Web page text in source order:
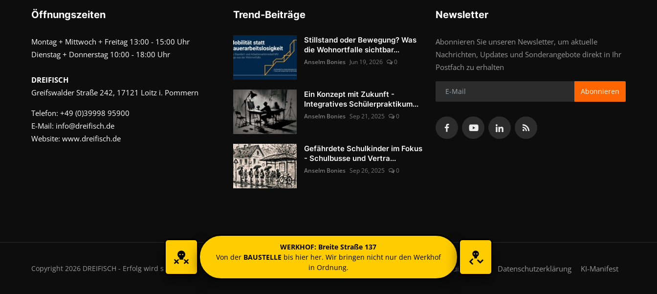
Öffnungszeiten
Montag + Mittwoch + Freitag 13:00 - 15:00 Uhr
Dienstag + Donnerstag 10:00 - 18:00 Uhr
DREIFISCH
Greifswalder Straße 242, 17121 Loitz i. Pommern
Telefon: +49 (0)39998 95900
E-Mail: info@dreifisch.de
Website: www.dreifisch.de
Trend-Beiträge
Stillstand oder Bewegung? Was
die Wohnortfalle sichtbar...
Anselm Bonies Jun 19, 2026 0
Ein Konzept mit Zukunft -
Integratives Schülerpraktikum...
Anselm Bonies Sep 21, 2025 0
Gefährdete Schulkinder im Fokus
- Schulbusse und Vertra...
Anselm Bonies Sep 26, 2025 0
Newsletter
Abonnieren Sie unseren Newsletter, um aktuelle
Nachrichten, Updates und Sonderangebote direkt in Ihr
Postfach zu erhalten
Abonnieren
Copyright 2026 DREIFISCH - Erfolg wird sichtbar. Nutzungsbedingungen Datenschutzerklärung KI-Manifest
WERKHOF: Breite Straße 137
Von der BAUSTELLE bis hier her. Wir bringen nicht nur den Werkhof
in Ordnung.